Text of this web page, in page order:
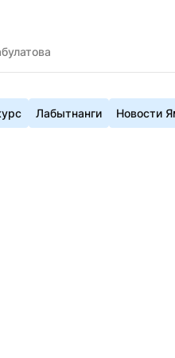
Лабытнанги Новости